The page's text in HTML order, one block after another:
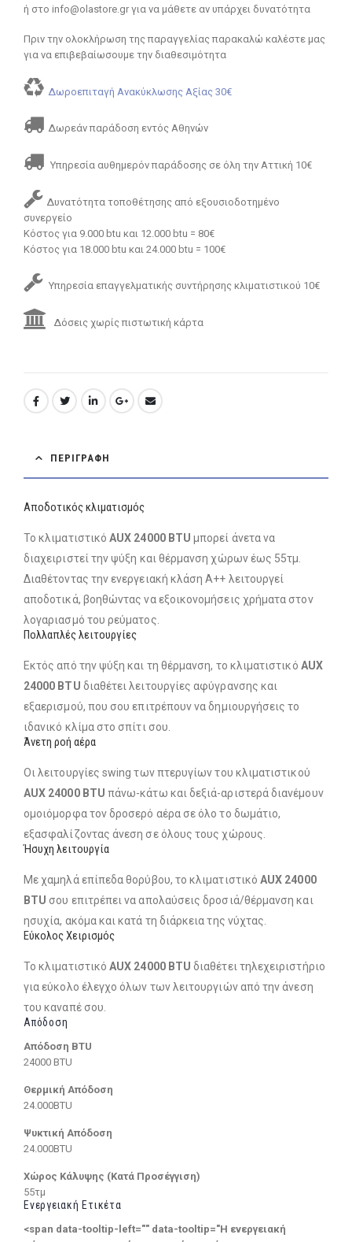
ή στο info@olastore.gr για να μάθετε αν υπάρχει δυνατότητα
Πριν την ολοκλήρωση της παραγγελίας παρακαλώ καλέστε μας
για να επιβεβαίωσουμε την διαθεσιμότητα
Δωροεπιταγή Ανακύκλωσης Αξίας 30€
Δωρεάν παράδοση εντός Αθηνών
Υπηρεσία αυθημερόν παράδοσης σε όλη την Αττική 10€
Δυνατότητα τοποθέτησης από εξουσιοδοτημένο
συνεργείο
Κόστος για 9.000 btu και 12.000 btu = 80€
Κόστος για 18.000 btu και 24.000 btu = 100€
Υπηρεσία επαγγελματικής συντήρησης κλιματιστικού 10€
Δόσεις χωρίς πιστωτική κάρτα
ΠΕΡΙΓΡΑΦΉ
Αποδοτικός κλιματισμός
Το κλιματιστικόAUX 24000 BTU μπορεί άνετα να
διαχειριστεί την ψύξη και θέρμανση χώρων έως 55τμ.
Διαθέτοντας την ενεργειακή κλάση Α++ λειτουργεί
αποδοτικά, βοηθώντας να εξοικονομήσεις χρήματα στον
λογαριασμό του ρεύματος.
Πολλαπλές λειτουργίες
Εκτός από την ψύξη και τη θέρμανση, το κλιματιστικό AUX
24000 BTU διαθέτει λειτουργίες αφύγρανσης και
εξαερισμού, που σου επιτρέπουν να δημιουργήσεις το
ιδανικό κλίμα στο σπίτι σου.
Άνετη ροή αέρα
Οι λειτουργίες swing των πτερυγίων του κλιματιστικού
AUX 24000 BTU πάνω-κάτω και δεξιά-αριστερά διανέμουν
ομοιόμορφα τον δροσερό αέρα σε όλο το δωμάτιο,
εξασφαλίζοντας άνεση σε όλους τους χώρους.
Ήσυχη λειτουργία
Με χαμηλά επίπεδα θορύβου, το κλιματιστικόAUX 24000
BTU σου επιτρέπει να απολαύσεις δροσιά/θέρμανση και
ησυχία, ακόμα και κατά τη διάρκεια της νύχτας.
Εύκολος Χειρισμός
Το κλιματιστικόAUX 24000 BTU διαθέτει τηλεχειριστήριο
για εύκολο έλεγχο όλων των λειτουργιών από την άνεση
του καναπέ σου.
Απόδοση
Απόδοση BTU
24000 BTU
Θερμική Απόδοση
24.000BTU
Ψυκτική Απόδοση
24.000BTU
Χώρος Κάλυψης (Κατά Προσέγγιση)
55τμ
Ενεργειακή Ετικέτα
<span data-tooltip-left="" data-tooltip="Η ενεργειακή